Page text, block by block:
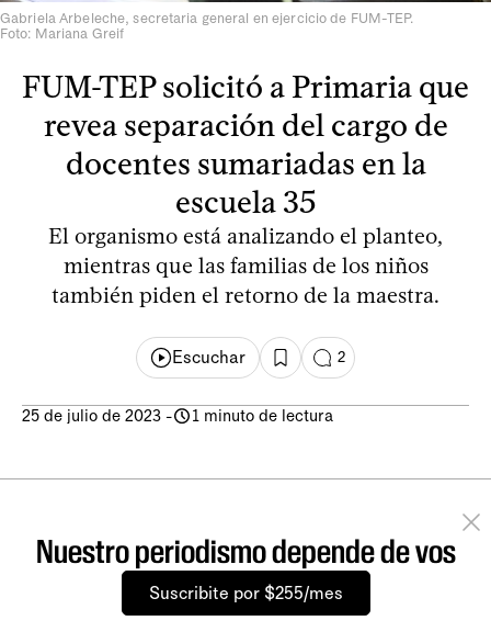
Gabriela Arbeleche, secretaria general en ejercicio de FUM-TEP.
Foto: Mariana Greif
FUM-TEP solicitó a Primaria que
revea separación del cargo de
docentes sumariadas en la
escuela 35
El organismo está analizando el planteo,
mientras que las familias de los niños
también piden el retorno de la maestra.
Escuchar 2
25 de julio de 2023 - 1 minuto de lectura
Nuestro periodismo depende de vos
Suscribite por $255/mes